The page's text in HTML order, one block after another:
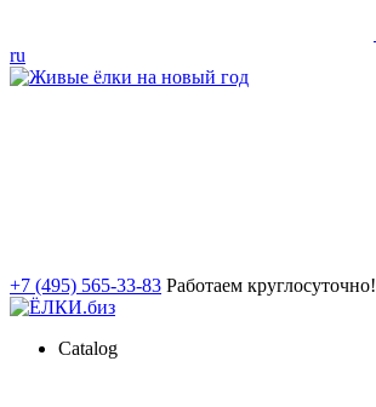
ru
+7 (495) 565-33-83 Работаем круглосуточно!
Catalog